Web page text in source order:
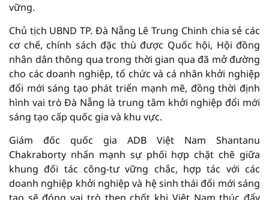
vững.
Chủ tịch UBND TP. Đà Nẵng Lê Trung Chinh chia sẻ các
cơ chế, chính sách đặc thù được Quốc hội, Hội đồng
nhân dân thông qua trong thời gian qua đã mở đường
cho các doanh nghiệp, tổ chức và cá nhân khởi nghiệp
đổi mới sáng tạo phát triển mạnh mẽ, đồng thời định
hình vai trò Đà Nẵng là trung tâm khởi nghiệp đổi mới
sáng tạo cấp quốc gia và khu vực.
Giám đốc quốc gia ADB Việt Nam Shantanu
Chakraborty nhấn mạnh sự phối hợp chặt chẽ giữa
khung đối tác công-tư vững chắc, hợp tác với các
doanh nghiệp khởi nghiệp và hệ sinh thái đổi mới sáng